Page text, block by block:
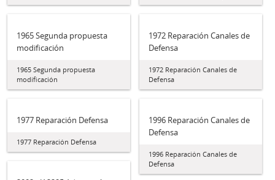
1965 Segunda propuesta
modificación
1965 Segunda propuesta
modificación
1972 Reparación Canales de
Defensa
1972 Reparación Canales de
Defensa
1977 Reparación Defensa
1977 Reparación Defensa
1996 Reparación Canales de
Defensa
1996 Reparación Canales de
Defensa